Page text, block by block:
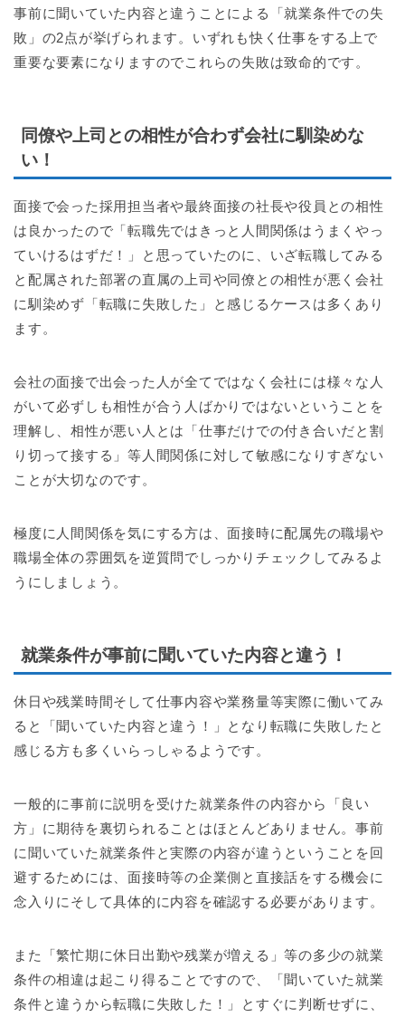
事前に聞いていた内容と違うことによる「就業条件での失
敗」の2点が挙げられます。いずれも快く仕事をする上で
重要な要素になりますのでこれらの失敗は致命的です。
同僚や上司との相性が合わず会社に馴染めな
い！
面接で会った採用担当者や最終面接の社長や役員との相性
は良かったので「転職先ではきっと人間関係はうまくやっ
ていけるはずだ！」と思っていたのに、いざ転職してみる
と配属された部署の直属の上司や同僚との相性が悪く会社
に馴染めず「転職に失敗した」と感じるケースは多くあり
ます。
会社の面接で出会った人が全てではなく会社には様々な人
がいて必ずしも相性が合う人ばかりではないということを
理解し、相性が悪い人とは「仕事だけでの付き合いだと割
り切って接する」等人間関係に対して敏感になりすぎない
ことが大切なのです。
極度に人間関係を気にする方は、面接時に配属先の職場や
職場全体の雰囲気を逆質問でしっかりチェックしてみるよ
うにしましょう。
就業条件が事前に聞いていた内容と違う！
休日や残業時間そして仕事内容や業務量等実際に働いてみ
ると「聞いていた内容と違う！」となり転職に失敗したと
感じる方も多くいらっしゃるようです。
一般的に事前に説明を受けた就業条件の内容から「良い
方」に期待を裏切られることはほとんどありません。事前
に聞いていた就業条件と実際の内容が違うということを回
避するためには、面接時等の企業側と直接話をする機会に
念入りにそして具体的に内容を確認する必要があります。
また「繁忙期に休日出勤や残業が増える」等の多少の就業
条件の相違は起こり得ることですので、「聞いていた就業
条件と違うから転職に失敗した！」とすぐに判断せずに、